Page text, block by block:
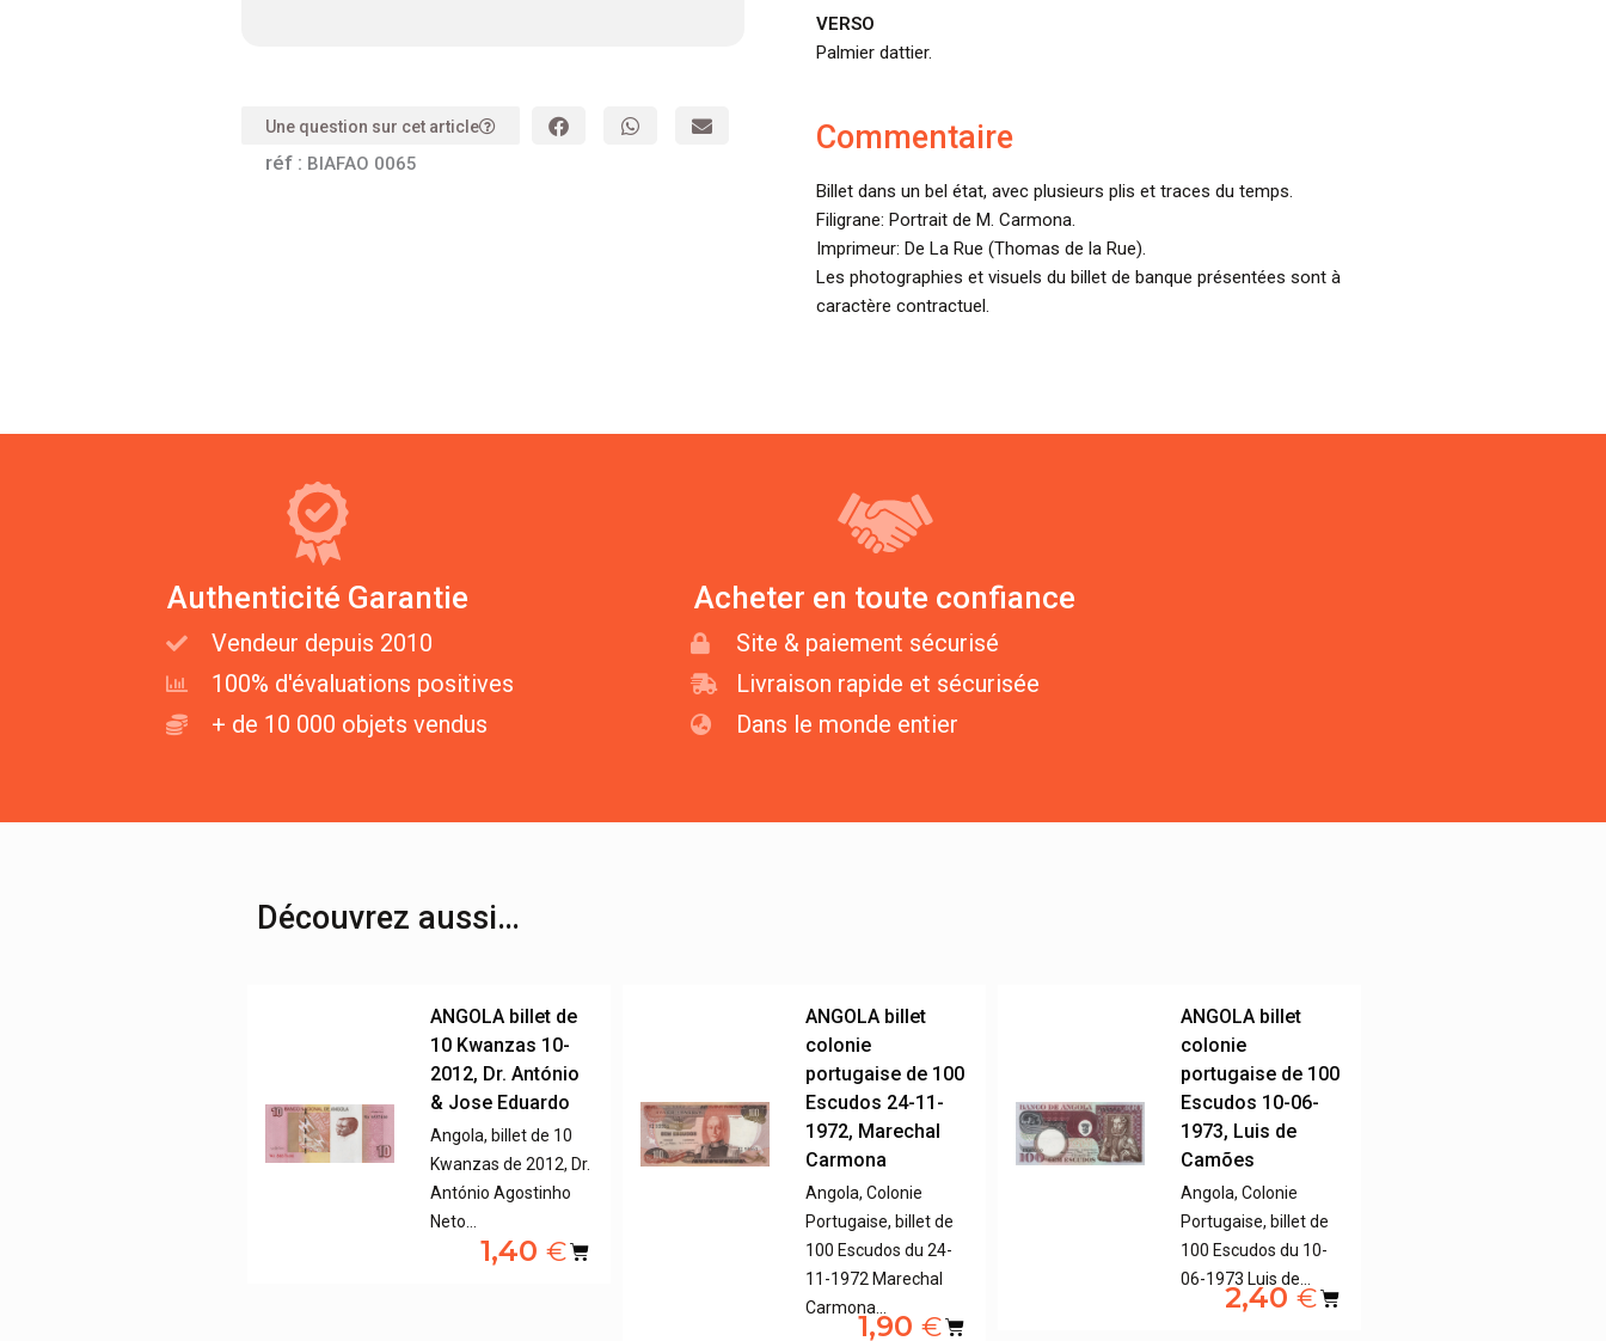
Une question sur cet article
réf : BIAFAO 0065
VERSO
Palmier dattier.
Commentaire
Billet dans un bel état, avec plusieurs plis et traces du temps.
Filigrane: Portrait de M. Carmona.
Imprimeur: De La Rue (Thomas de la Rue).
Les photographies et visuels du billet de banque présentées sont à
caractère contractuel.
Authenticité Garantie
Vendeur depuis 2010
100% d'évaluations positives
+ de 10 000 objets vendus
Acheter en toute confiance
Site & paiement sécurisé
Livraison rapide et sécurisée
Dans le monde entier
Découvrez aussi…
ANGOLA billet de
10 Kwanzas 10-
2012, Dr. António
& Jose Eduardo
Angola, billet de 10
Kwanzas de 2012, Dr.
António Agostinho
Neto…
1,40 €
ANGOLA billet
colonie
portugaise de 100
Escudos 24-11-
1972, Marechal
Carmona
Angola, Colonie
Portugaise, billet de
100 Escudos du 24-
11-1972 Marechal
Carmona…
1,90 €
ANGOLA billet
colonie
portugaise de 100
Escudos 10-06-
1973, Luis de
Camões
Angola, Colonie
Portugaise, billet de
100 Escudos du 10-
06-1973 Luis de…
2,40 €